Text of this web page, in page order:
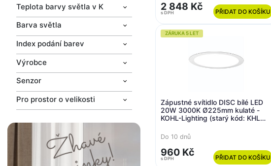
Teplota barvy světla v K
Barva světla
Index podání barev
Výrobce
Senzor
Pro prostor o velikosti
2 848 Kč
s DPH PŘIDAT DO KOŠÍKU
ZÁRUKA 5 LET
Zápustné svítidlo DISC bílé LED
20W 3000K Ø225mm kulaté -
KOHL-Lighting (starý kód: KHL
Do 10 dnů
960 Kč
s DPH PŘIDAT DO KOŠÍKU